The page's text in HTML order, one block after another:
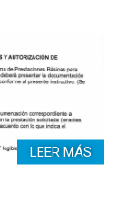
LEER MÁS